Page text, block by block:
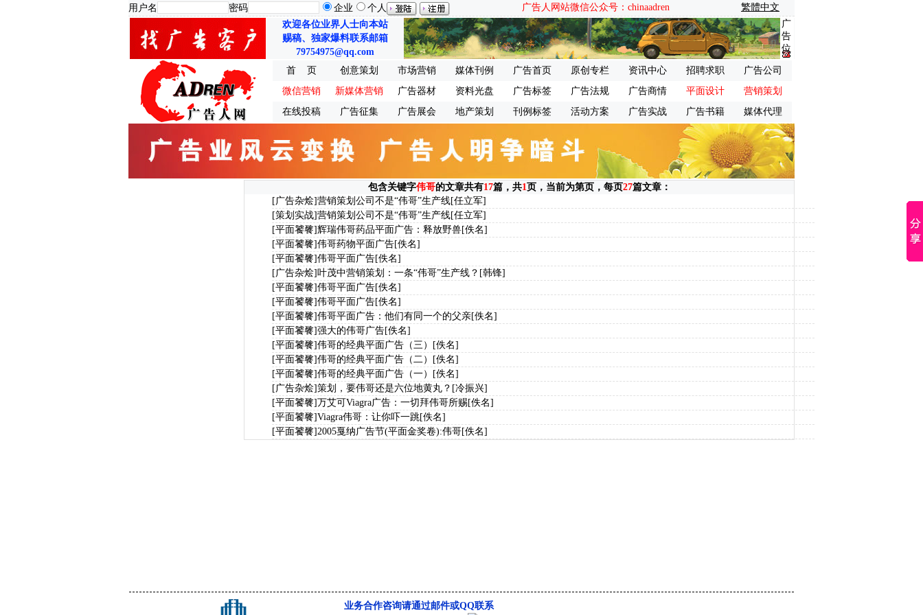
用户名 密码 企业 个人 广告人网站微信公众号：chinaadren
繁體中文
欢迎各位业界人士向本站
赐稿、独家爆料联系邮箱
79754975@qq.com
广
告
位
首 页 创意策划 市场营销 媒体刊例 广告首页 原创专栏 资讯中心 招聘求职
广告公司
微信营销
新媒体营销 广告器材 资料光盘 广告标签 广告法规 广告商情 平面设计
营销策划
在线投稿
广告征集 广告展会 地产策划 刊例标签 活动方案 广告实战 广告书籍 媒体代理
包含关键字伟哥的文章共有17篇，共1页，当前为第页，每页27篇文章：
[广告杂烩]营销策划公司不是“伟哥”生产线[任立军]
[策划实战]营销策划公司不是“伟哥”生产线[任立军]
[平面饕餮]辉瑞伟哥药品平面广告：释放野兽[佚名]
[平面饕餮]伟哥药物平面广告[佚名]
[平面饕餮]伟哥平面广告[佚名]
[广告杂烩]叶茂中营销策划：一条“伟哥”生产线？ [韩锋]
[平面饕餮]伟哥平面广告[佚名]
[平面饕餮]伟哥平面广告[佚名]
[平面饕餮]伟哥平面广告：他们有同一个的父亲[佚名]
[平面饕餮]强大的伟哥广告[佚名]
[平面饕餮]伟哥的经典平面广告（三）
[佚名]
[平面饕餮]伟哥的经典平面广告（二）
[佚名]
[平面饕餮]伟哥的经典平面广告（一）
[佚名]
[广告杂烩]策划，要伟哥还是六位地黄丸？ [冷振兴]
[平面饕餮]万艾可Viagra广告：一切拜伟哥所赐[佚名]
[平面饕餮]Viagra伟哥：让你吓一跳[佚名]
[平面饕餮]2005戛纳广告节(平面金奖卷):伟哥[佚名]
业务合作咨询请通过邮件或QQ联系